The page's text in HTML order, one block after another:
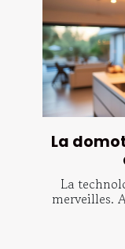
La
La
merveilles.